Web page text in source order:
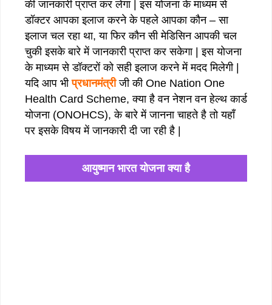
की जानकारी प्राप्त कर लेगा | इस योजना के माध्यम से
डॉक्टर आपका इलाज करने के पहले आपका कौन – सा
इलाज चल रहा था, या फिर कौन सी मेडिसिन आपकी चल
चुकी इसके बारे में जानकारी प्राप्त कर सकेगा | इस योजना
के माध्यम से डॉक्टरों को सही इलाज करने में मदद मिलेगी |
यदि आप भी प्रधानमंत्रीजी की One Nation One
Health Card Scheme, क्या है वन नेशन वन हेल्थ कार्ड
योजना (ONOHCS), के बारे में जानना चाहते है तो यहाँ
पर इसके विषय में जानकारी दी जा रही है |
आयुष्मान भारत योजना क्या है